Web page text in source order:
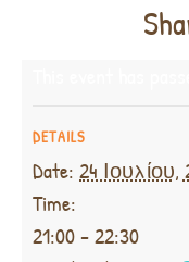
DETAILS
Date: 24 Ιουλίου,
Time:
21:00 - 22:30